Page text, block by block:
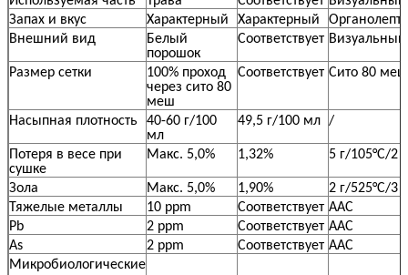
Запах и вкус
Характерный Характерный
Внешний вид
Белый
порошок
Соответствует Визуальный
Размер сетки
100% проход
через сито 80
меш
Соответствует Сито 80 меш
Насыпная плотность
40-60 г/100
мл
49,5 г/100 мл /
Потеря в весе при
сушке
Макс. 5,0% 1,32% 5 г/105°C/2
Зола Макс. 5,0% 1,90%
2 г/525°C/3
Тяжелые металлы
10 ppm Соответствует ААС
Pb
2 ppm Соответствует ААС
As
2 ppm Соответствует ААС
Микробиологические